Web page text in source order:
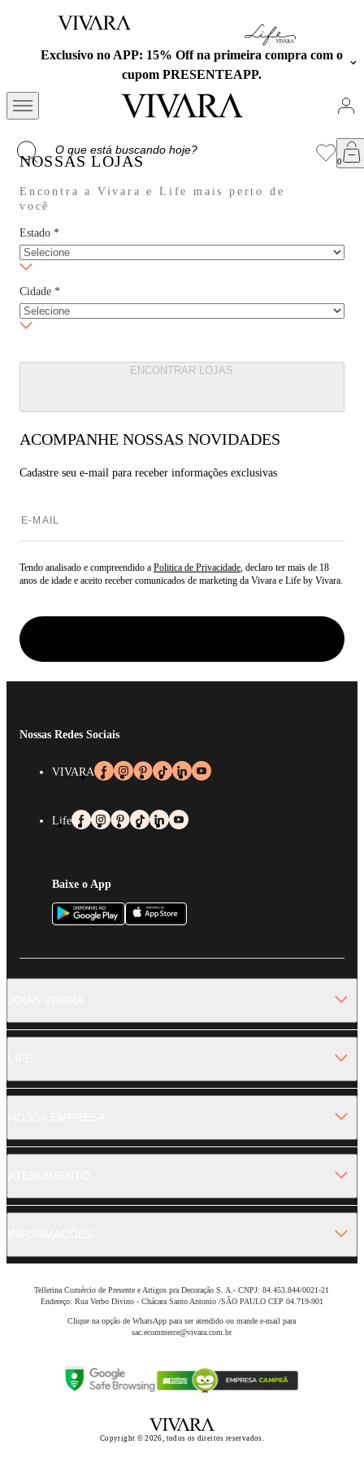
Exclusivo no APP: 15% Off na primeira compra com o
cupom PRESENTEAPP.
NOSSAS LOJAS
Encontra a Vivara e Life mais perto de
você
Estado *
Cidade *
ENCONTRAR LOJAS
ACOMPANHE NOSSAS NOVIDADES
Cadastre seu e-mail para receber informações exclusivas
Tendo analisado e compreendido a Politica de Privacidade, declaro ter mais de 18
anos de idade e aceito receber comunicados de marketing da Vivara e Life by Vivara.
Nossas Redes Sociais
VIVARA
Life
Baixe o App
Tellerina Comércio de Presente e Artigos pra Decoração S. A.- CNPJ: 84.453.844/0021-21
Endereço: Rua Verbo Divino - Chácara Santo Antonio /SÃO PAULO CEP 04.719-901
Clique na opção de WhatsApp para ser atendido ou mande e-mail para
sac.ecommerce@vivara.com.br
Copyright © 2026, todos os direitos reservados.